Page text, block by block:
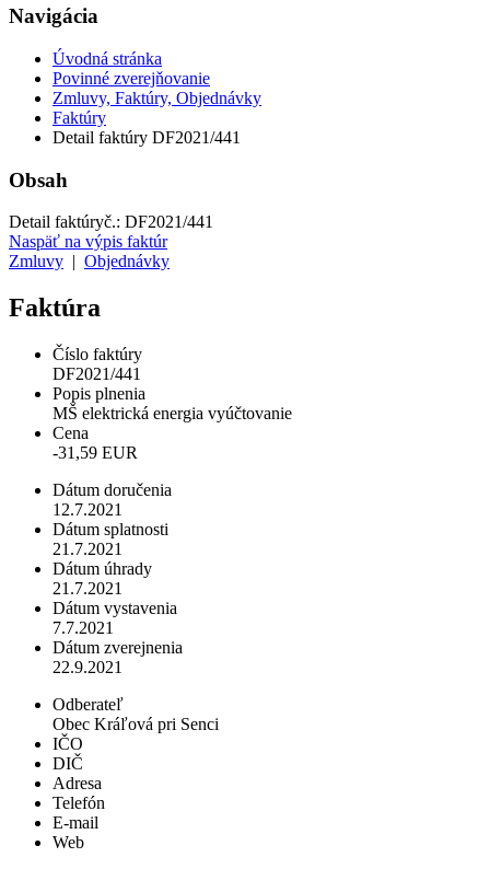
Navigácia
Úvodná stránka
Povinné zverejňovanie
Zmluvy, Faktúry, Objednávky
Faktúry
Detail faktúry DF2021/441
Obsah
Detail faktúryč.: DF2021/441
Naspäť na výpis faktúr
Zmluvy
Objednávky
Faktúra
Číslo faktúry
DF2021/441
Popis plnenia
MŠ elektrická energia vyúčtovanie
Cena
-31,59 EUR
Dátum doručenia
12.7.2021
Dátum splatnosti
21.7.2021
Dátum úhrady
21.7.2021
Dátum vystavenia
7.7.2021
Dátum zverejnenia
22.9.2021
Odberateľ
Obec Kráľová pri Senci
IČO
DIČ
Adresa
Telefón
E-mail
Web